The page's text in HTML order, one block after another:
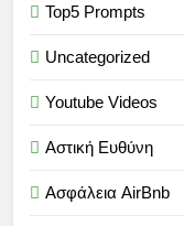
Top5 Prompts
Uncategorized
Youtube Videos
Αστική Ευθύνη
Ασφάλεια AirBnb